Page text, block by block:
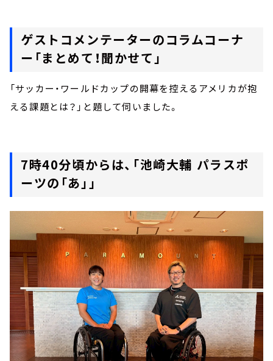
ゲストコメンテーターのコラムコーナ
ー「まとめて！聞かせて」
「サッカー・ワールドカップの開幕を控えるアメリカが抱
える課題とは？」と題して伺いました。
7時40分頃からは、「池崎大輔 パラスポ
ーツの「あ」」